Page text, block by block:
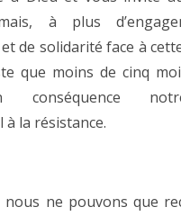
à plus
de solidarité face à
que moins de cinq
conséquence
la résistance.
nous ne pouvons que